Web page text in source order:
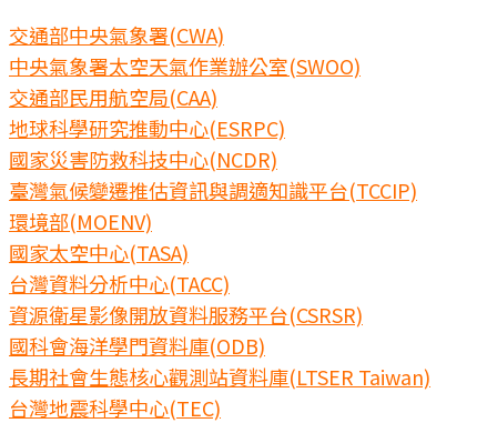
交通部中央氣象署(CWA)
中央氣象署太空天氣作業辦公室(SWOO)
交通部民用航空局(CAA)
地球科學研究推動中心(ESRPC)
國家災害防救科技中心(NCDR)
臺灣氣候變遷推估資訊與調適知識平台(TCCIP)
環境部(MOENV)
國家太空中心(TASA)
台灣資料分析中心(TACC)
資源衛星影像開放資料服務平台(CSRSR)
國科會海洋學門資料庫(ODB)
長期社會生態核心觀測站資料庫(LTSER Taiwan)
台灣地震科學中心(TEC)